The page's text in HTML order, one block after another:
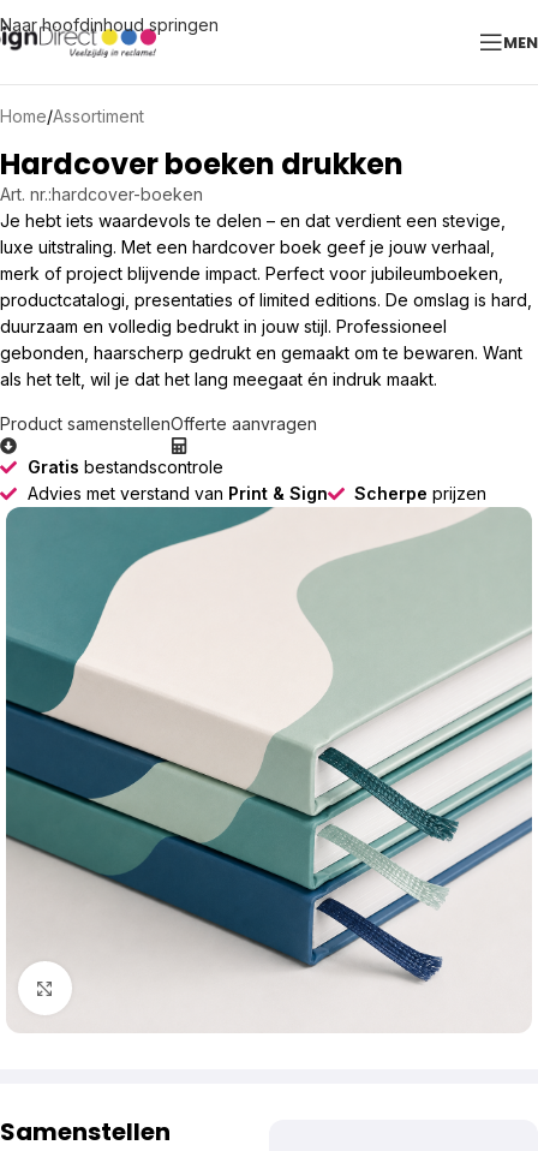
Naar hoofdinhoud springen
Home/Assortiment
Hardcover boeken drukken
Art. nr.:hardcover-boeken
Je hebt iets waardevols te delen – en dat verdient een stevige,
luxe uitstraling. Met een hardcover boek geef je jouw verhaal,
merk of project blijvende impact. Perfect voor jubileumboeken,
productcatalogi, presentaties of limited editions. De omslag is hard,
duurzaam en volledig bedrukt in jouw stijl. Professioneel
gebonden, haarscherp gedrukt en gemaakt om te bewaren. Want
als het telt, wil je dat het lang meegaat én indruk maakt.
Product samenstellenOfferte aanvragen
Gratis bestandscontrole
Advies met verstand van Print & Sign Scherpe prijzen
Klik om te vergroten
Samenstellen